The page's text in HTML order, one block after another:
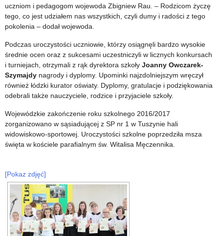
uczniom i pedagogom wojewoda Zbigniew Rau. – Rodzicom życzę
tego, co jest udziałem nas wszystkich, czyli dumy i radości z tego
pokolenia – dodał wojewoda.
Podczas uroczystości uczniowie, którzy osiągnęli bardzo wysokie
średnie ocen oraz z sukcesami uczestniczyli w licznych konkursach
i turniejach, otrzymali z rąk dyrektora szkoły Joanny Owczarek-
Szymajdy nagrody i dyplomy. Upominki najzdolniejszym wręczył
również łódzki kurator oświaty. Dyplomy, gratulacje i podziękowania
odebrali także nauczyciele, rodzice i przyjaciele szkoły.
Wojewódzkie zakończenie roku szkolnego 2016/2017
zorganizowano w sąsiadującej z SP nr 1 w Tuszynie hali
widowiskowo-sportowej. Uroczystości szkolne poprzedziła msza
święta w kościele parafialnym św. Witalisa Męczennika.
[Pokaz zdjęć]